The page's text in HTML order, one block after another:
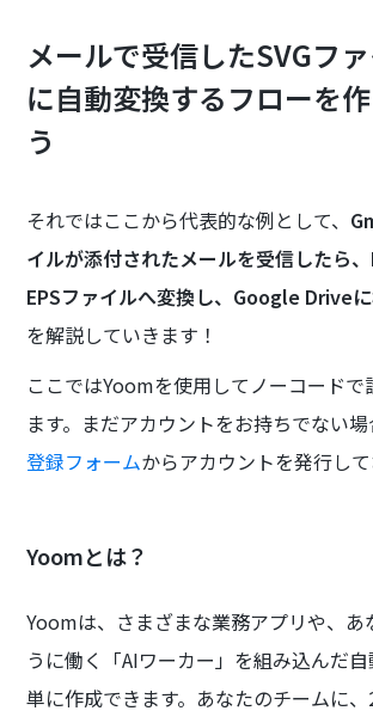
メールで受信したSVGフ
に自動変換するフローを
う
それではここから代表的な例として、
イルが添付されたメールを受信したら
EPSファイルへ変換し、Google Drive
を解説していきます！
ここではYoomを使用してノーコードで
ます。まだアカウントをお持ちでない
登録フォームからアカウントを発行して
Yoomとは？
Yoomは、さまざまな業務アプリや、あ
うに働く「AIワーカー」を組み込んだ
単に作成できます。あなたのチームに